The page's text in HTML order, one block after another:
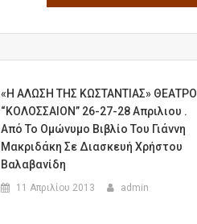
«Η ΑΛΩΣΗ ΤΗΣ ΚΩΣΤΑΝΤΙΑΣ» ΘΕΑΤΡΟ
“ΚΟΛΟΣΣΑΙΟΝ” 26-27-28 Απριλιου .
Από Το Ομώνυμο Βιβλίο Του Γιάννη
Μακριδάκη Σε Διασκευή Χρήστου
Βαλαβανίδη
11 Απριλίου 2013 admin